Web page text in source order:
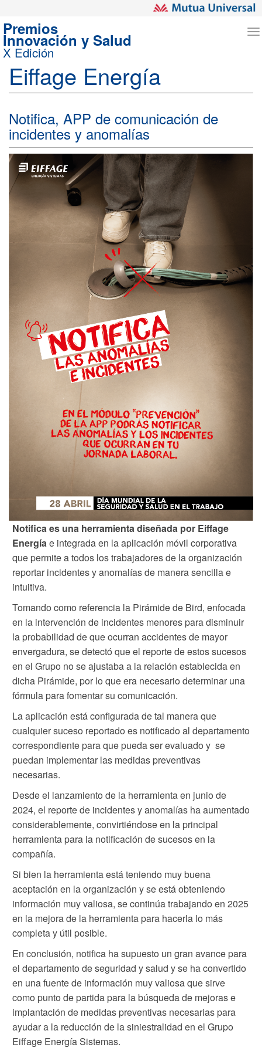
Premios
Innovación y Salud
X Edición
Eiffage Energía
Notifica, APP de comunicación de
incidentes y anomalías
Notifica es una herramienta diseñada por Eiffage
Energíae integrada en la aplicación móvil corporativa
que permite a todos los trabajadores de la organización
reportar incidentes y anomalías de manera sencilla e
intuitiva.
Tomando como referencia la Pirámide de Bird, enfocada
en la intervención de incidentes menores para disminuir
la probabilidad de que ocurran accidentes de mayor
envergadura, se detectó que el reporte de estos sucesos
en el Grupo no se ajustaba a la relación establecida en
dicha Pirámide, por lo que era necesario determinar una
fórmula para fomentar su comunicación.
La aplicación está configurada de tal manera que
cualquier suceso reportado es notificado al departamento
correspondiente para que pueda ser evaluado y se
puedan implementar las medidas preventivas
necesarias.
Desde el lanzamiento de la herramienta en junio de
2024, el reporte de incidentes y anomalías ha aumentado
considerablemente, convirtiéndose en la principal
herramienta para la notificación de sucesos en la
compañía.
Si bien la herramienta está teniendo muy buena
aceptación en la organización y se está obteniendo
información muy valiosa, se continúa trabajando en 2025
en la mejora de la herramienta para hacerla lo más
completa y útil posible.
En conclusión, notifica ha supuesto un gran avance para
el departamento de seguridad y salud y se ha convertido
en una fuente de información muy valiosa que sirve
como punto de partida para la búsqueda de mejoras e
implantación de medidas preventivas necesarias para
ayudar a la reducción de la siniestralidad en el Grupo
Eiffage Energía Sistemas.